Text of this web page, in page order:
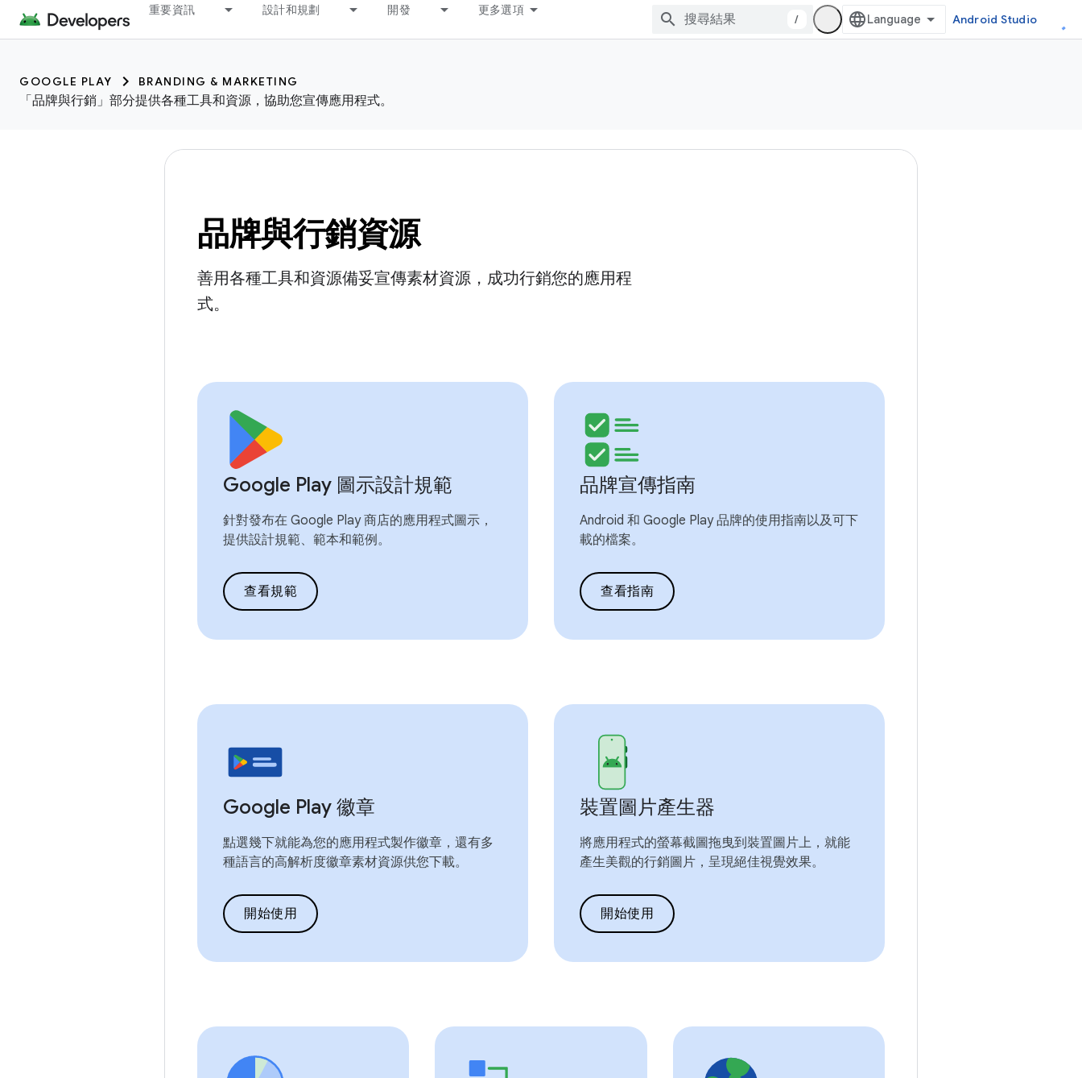
重要資訊 設計和規劃 開發 更多選項
/ Android Studio
GOOGLE PLAY BRANDING & MARKETING
「品牌與行銷」部分提供各種工具和資源，協助您宣傳應用程式。
品牌與行銷資源
善用各種工具和資源備妥宣傳素材資源，成功行銷您的應用程
式。
Google Play 圖示設計規範
針對發布在 Google Play 商店的應用程式圖示，
提供設計規範、範本和範例。
查看規範
品牌宣傳指南
Android 和 Google Play 品牌的使用指南以及可下
載的檔案。
查看指南
Google Play 徽章
點選幾下就能為您的應用程式製作徽章，還有多
種語言的高解析度徽章素材資源供您下載。
開始使用
裝置圖片產生器
將應用程式的螢幕截圖拖曳到裝置圖片上，就能
產生美觀的行銷圖片，呈現絕佳視覺效果。
開始使用